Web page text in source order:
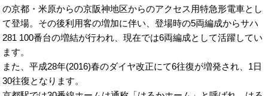
の京都・米原からの京阪神地区からのアクセス用特急形電車とし
て登場。その後利用客の増加に伴い、登場時の5両編成からサハ
281 100番台の増結が行われ、現在では6両編成として活躍してい
ます。
また、平成28年(2016)春のダイヤ改正にて6往復が増発され、1日
30往復となります。